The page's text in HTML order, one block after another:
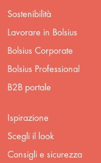
Sostenibilità
Lavorare in Bolsius
Bolsius Corporate
Bolsius Professional
B2B portale
Ispirazione
Scegli il look
Consigli e sicurezza